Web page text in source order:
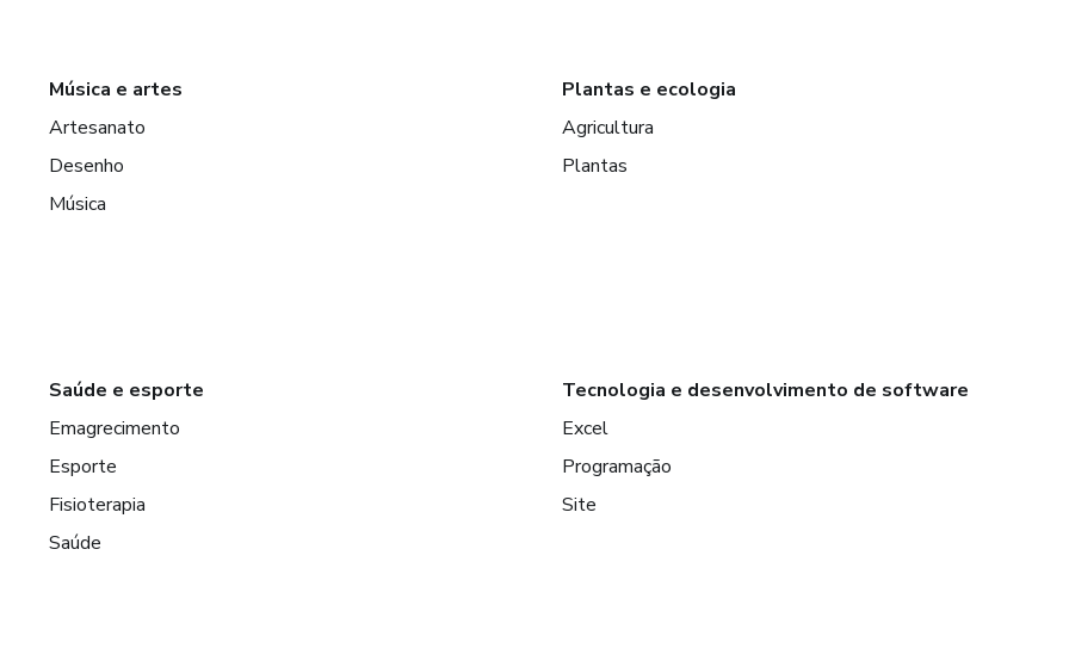
Música e artes
Artesanato
Desenho
Música
Plantas e ecologia
Agricultura
Plantas
Saúde e esporte
Emagrecimento
Esporte
Fisioterapia
Saúde
Tecnologia e desenvolvimento de software
Excel
Programação
Site